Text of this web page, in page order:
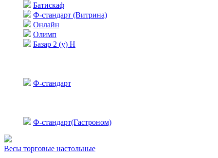
Батискаф
Ф-стандарт (Витрина)
Онлайн
Олимп
Базар 2 (у) Н
Ф-стандарт
Ф-стандарт(Гастроном)
Весы торговые настольные